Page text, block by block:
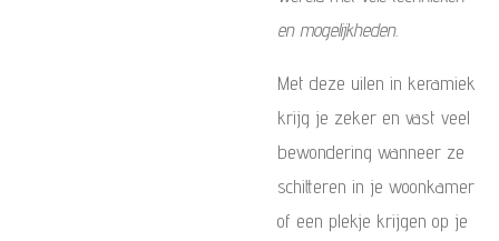
en mogelijkheden.
Met deze uilen in keramiek
krijg je zeker en vast veel
bewondering wanneer ze
schitteren in je woonkamer
of een plekje krijgen op je